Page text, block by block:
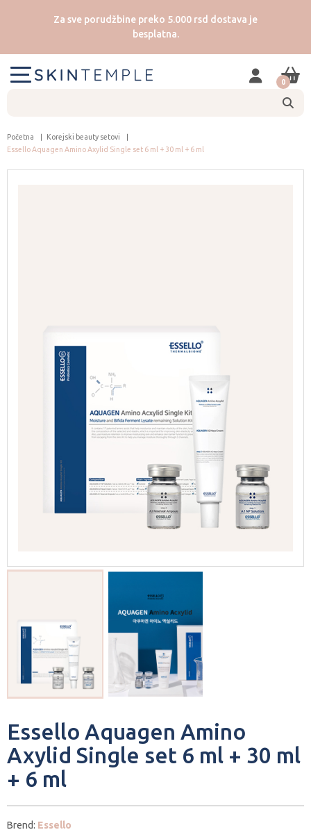
Za sve porudžbine preko 5.000 rsd dostava je
besplatna.
0
Početna
Korejski beauty setovi
Essello Aquagen Amino Axylid Single set 6 ml + 30 ml + 6 ml
Essello Aquagen Amino
Axylid Single set 6 ml + 30 ml
+ 6 ml
Brend: Essello